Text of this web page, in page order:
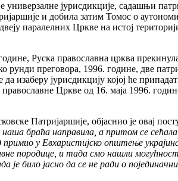
јурисдикције, садашњи
и добила затим Томос о
паралелних Цркве на истој
Руска православна црква
преговора, 1996. године, две
изаберу јурисдикцију којој ће
Цркве од 16. маја 1996.
Патријаршије, објаснио је овај
браћа направила, а притом се
у Евхаристијско општење
породице, и тада смо нашли
било јасно да се не ради о